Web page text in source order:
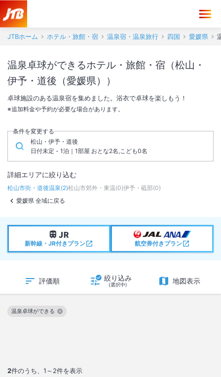
JTBホーム ホテル・旅館・宿 温泉宿・温泉旅行 四国 愛媛県
温泉卓球ができるホテル・旅館・宿（松山・
伊予・道後（愛媛県））
卓球施設のある温泉宿を集めました。浴衣で卓球を楽しもう！
※追加料金や予約が必要な場合があります。
条件を変更する
松山・伊予・道後
日付未定 - 1泊｜1部屋 おとな2名,こども0名
詳細エリアに絞り込む
松山市街・道後温泉(2)松山市郊外・東温(0)伊予・砥部(0)
愛媛県 全域に戻る
新幹線・JR付きプラン 航空券付きプラン
評価順 絞り込み
(選択中) 地図表示
2件のうち、 1～2件を表示
温泉卓球ができる
この絞り込み条件を解除